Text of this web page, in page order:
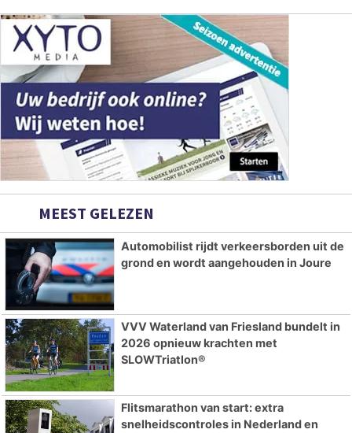
MEEST GELEZEN
Automobilist rijdt verkeersborden uit de
grond en wordt aangehouden in Joure
VVV Waterland van Friesland bundelt in
2026 opnieuw krachten met
SLOWTriatlon®
Flitsmarathon van start: extra
snelheidscontroles in Nederland en